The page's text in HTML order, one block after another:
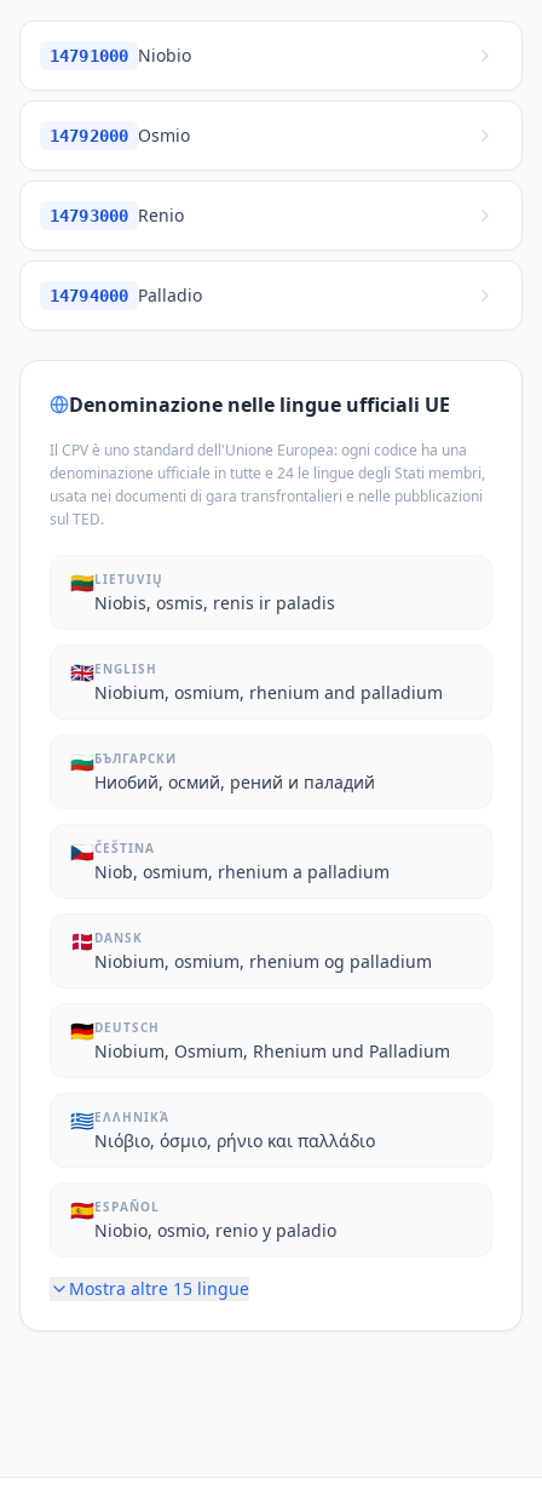
14791000 Niobio
14792000 Osmio
14793000 Renio
14794000 Palladio
Denominazione nelle lingue ufficiali UE
Il CPV è uno standard dell'Unione Europea: ogni codice ha una
denominazione ufficiale in tutte e 24 le lingue degli Stati membri,
usata nei documenti di gara transfrontalieri e nelle pubblicazioni
sul TED.
🇱🇹LIETUVIŲ
Niobis, osmis, renis ir paladis
🇬🇧ENGLISH
Niobium, osmium, rhenium and palladium
🇧🇬БЪЛГАРСКИ
Ниобий, осмий, рений и паладий
🇨🇿ČEŠTINA
Niob, osmium, rhenium a palladium
🇩🇰 DANSK
Niobium, osmium, rhenium og palladium
🇩🇪DEUTSCH
Niobium, Osmium, Rhenium und Palladium
🇬🇷ΕΛΛΗΝΙΚΆ
Νιόβιο, όσμιο, ρήνιο και παλλάδιο
🇪🇸ESPAÑOL
Niobio, osmio, renio y paladio
Mostra altre 15 lingue